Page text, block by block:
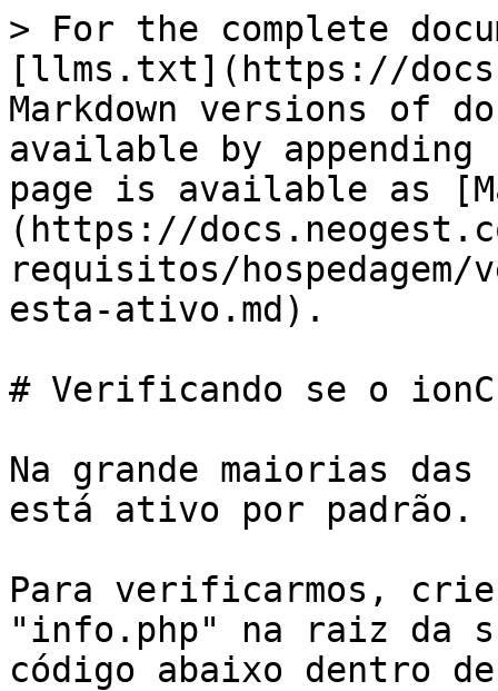
> For the complete
[llms.txt](https://
Markdown versions of
available by
page is available as
(https://
requisitos/
esta-ativo.md).
# Verificando se o
Na grande maiorias das
está ativo por padrão.
Para verificarmos, crie
"info.php" na raiz da
código abaixo dentro